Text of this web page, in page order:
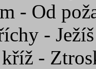
- Od
-
-